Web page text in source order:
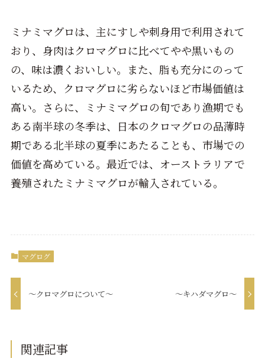
ミナミマグロは、主にすしや刺身用で利用されて
おり、身肉はクロマグロに比べてやや黒いもの
の、味は濃くおいしい。また、脂も充分にのって
いるため、クロマグロに劣らないほど市場価値は
高い。さらに、ミナミマグロの旬であり漁期でも
ある南半球の冬季は、日本のクロマグロの品薄時
期である北半球の夏季にあたることも、市場での
価値を高めている。最近では、オーストラリアで
養殖されたミナミマグロが輸入されている。
マグログ
～クロマグロについて～ ～キハダマグロ～
関連記事